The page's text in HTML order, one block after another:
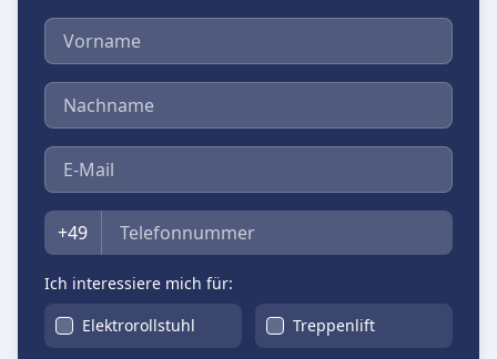
Vorname
Nachname
E-Mail
Telefon
+49
Ich interessiere mich für:
Elektrorollstuhl
Treppenlift